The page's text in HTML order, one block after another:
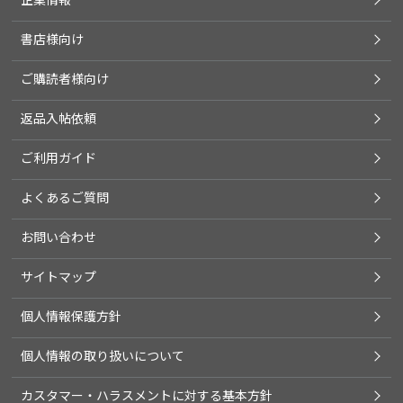
書店様向け
ご購読者様向け
返品入帖依頼
ご利用ガイド
よくあるご質問
お問い合わせ
サイトマップ
個人情報保護方針
個人情報の取り扱いについて
カスタマー・ハラスメントに対する基本方針